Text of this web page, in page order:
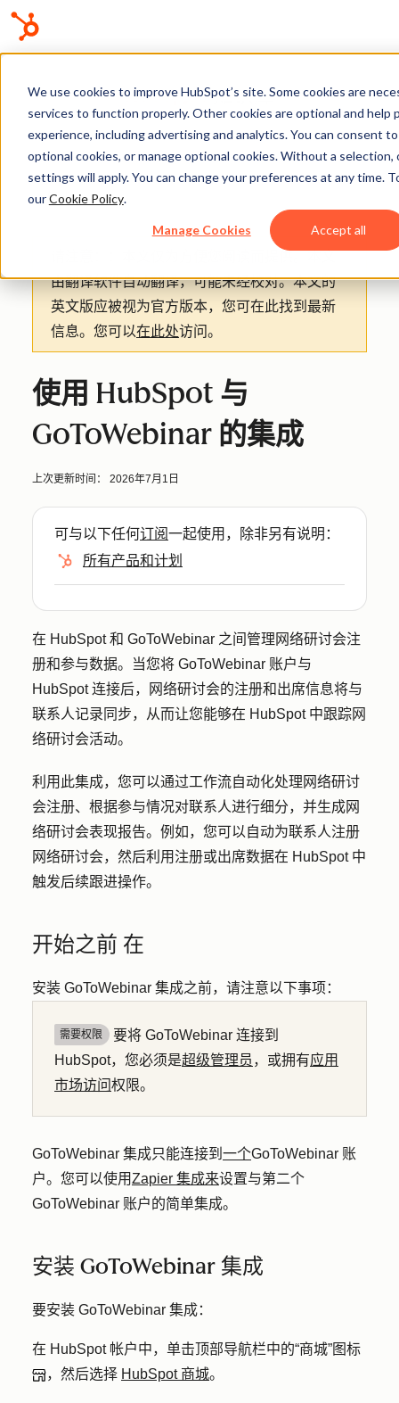
We use cookies to improve HubSpot’s site. Some cookies are
services to function properly. Other cookies are optional and help
experience, including advertising and analytics. You can consent
optional cookies, or manage optional cookies. Without a
settings will apply. You can change your preferences at any time.
ourCookie Policy.
Manage Cookies Accept all
知识库
集成
由翻译软件自动翻译，可能未经校对。本文的
英文版应被视为官方版本，您可在此找到最新
信息。您可以在此处访问。
使用 HubSpot 与
GoToWebinar 的集成
上次更新时间： 2026年7月1日
可与以下任何订阅一起使用，除非另有说明：
所有产品和计划
在 HubSpot 和 GoToWebinar 之间管理网络研讨会注
册和参与数据。当您将 GoToWebinar 账户与
HubSpot 连接后，网络研讨会的注册和出席信息将与
联系人记录同步，从而让您能够在 HubSpot 中跟踪网
络研讨会活动。
利用此集成，您可以通过工作流自动化处理网络研讨
会注册、根据参与情况对联系人进行细分，并生成网
络研讨会表现报告。例如，您可以自动为联系人注册
网络研讨会，然后利用注册或出席数据在 HubSpot 中
触发后续跟进操作。
开始之前 在
安装 GoToWebinar 集成之前，请注意以下事项：
需要权限
要将 GoToWebinar 连接到
HubSpot，您必须是超级管理员 ，或拥有应用
市场访问权限。
GoToWebinar 集成只能连接到 一个GoToWebinar 账
户。您可以使用Zapier 集成来设置与第二个
GoToWebinar 账户的简单集成。
安装 GoToWebinar 集成
要安装 GoToWebinar 集成：
在 HubSpot 帐户中，单击顶部导航栏中的“商城”图标
，然后选择 HubSpot 商城。